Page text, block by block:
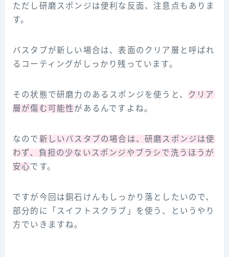
ただし研磨スポンジは便利な反面、注意点もありま
す。
バスタブが新しい場合は、表面のクリア層と呼ばれ
るコーティングがしっかり残っています。
その状態で研磨力のあるスポンジを使うと、 クリア
層が傷む可能性があるんですよね。
なので 新しいバスタブの場合は、研磨スポンジは使
わず、負担の少ないスポンジやブラシで洗うほうが
安心です。
ですが今回は銅石けんもしっかり落としたいので、
部分的に「スイフトスクラブ」を使う、というやり
方でいきますね。